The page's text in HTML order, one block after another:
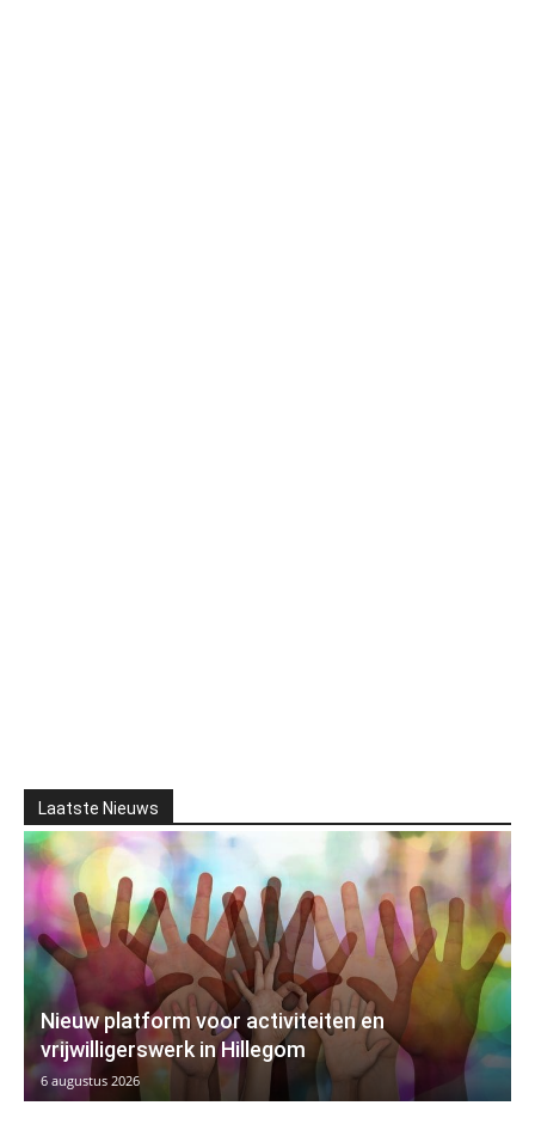
Laatste Nieuws
Nieuw platform voor activiteiten en
vrijwilligerswerk in Hillegom
6 augustus 2026